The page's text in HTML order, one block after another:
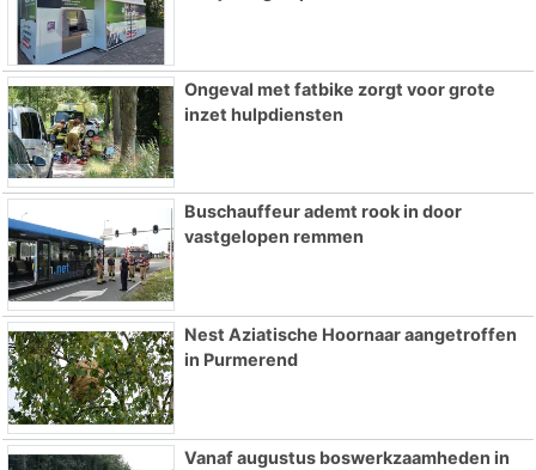
Ongeval met fatbike zorgt voor grote
inzet hulpdiensten
Buschauffeur ademt rook in door
vastgelopen remmen
Nest Aziatische Hoornaar aangetroffen
in Purmerend
Vanaf augustus boswerkzaamheden in